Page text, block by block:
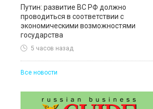
Путин: развитие ВС РФ должно
проводиться в соответствии с
экономическими возможностями
государства
5 часов назад
Все новости